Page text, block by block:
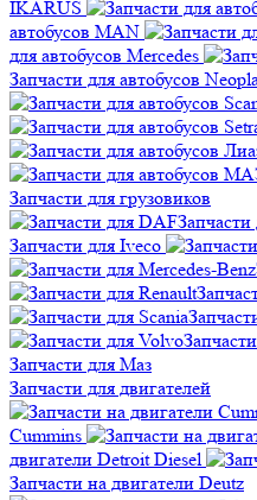
IKARUS
автобусов MAN
для автобусов Mercedes
Запчасти для автобусов
Запчасти для грузовиков
Запчасти для Iveco
Запчасти для Маз
Запчасти для двигателей
Cummins
двигатели Detroit Diesel
Запчасти на двигатели Deutz